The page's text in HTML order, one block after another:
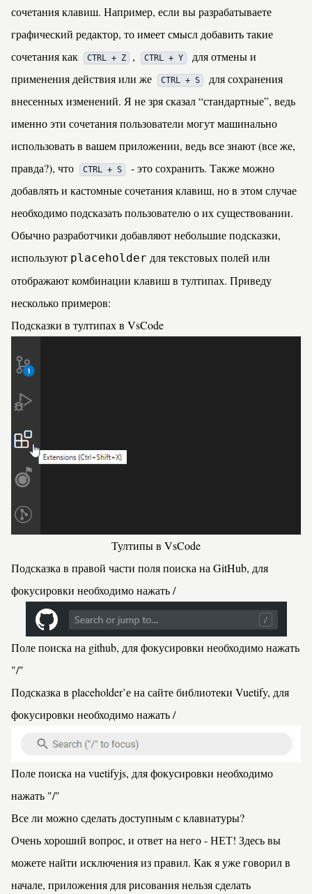
сочетания клавиш. Например, если вы разрабатываете
графический редактор, то имеет смысл добавить такие
сочетания как
CTRL + Z , CTRL + Y
для отмены и
применения действия или же
CTRL + S
для сохранения
внесенных изменений. Я не зря сказал “стандартные”, ведь
именно эти сочетания пользователи могут машинально
использовать в вашем приложении, ведь все знают (все же,
правда?), что
CTRL + S
- это сохранить. Также можно
добавлять и кастомные сочетания клавиш, но в этом случае
необходимо подсказать пользователю о их существовании.
Обычно разработчики добавляют небольшие подсказки,
используют placeholder для текстовых полей или
отображают комбинации клавиш в тултипах. Приведу
несколько примеров:
Подсказки в тултипах в VsCode
Тултипы в VsCode
Подсказка в правой части поля поиска наGitHub, для
фокусировки необходимо нажать/
Поле поиска на github, для фокусировки необходимо нажать
"/"
Подсказка в placeholder’е на сайте библиотеки Vuetify, для
фокусировки необходимо нажать/
Поле поиска на vuetifyjs, для фокусировки необходимо
нажать "/"
Все ли можно сделать доступным с клавиатуры?
Очень хороший вопрос, и ответ на него - НЕТ! Здесьвы
можете найти исключения из правил. Как я уже говорил в
начале, приложения для рисования нельзя сделать